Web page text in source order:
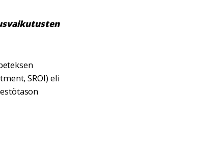
SROI) eli